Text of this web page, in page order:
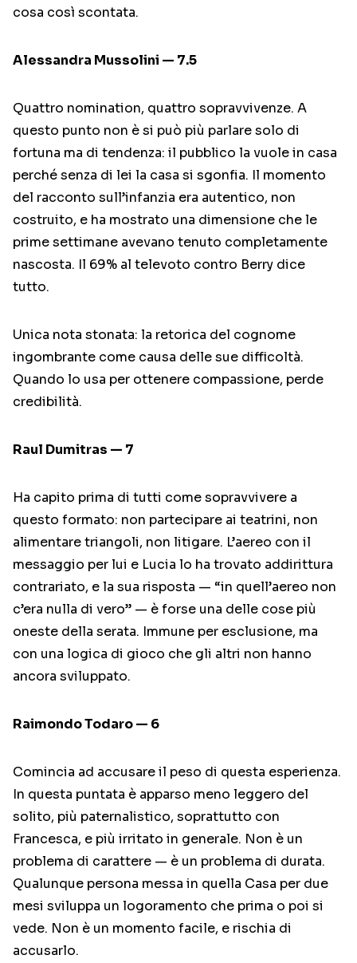
cosa così scontata.
Alessandra Mussolini — 7.5
Quattro nomination, quattro sopravvivenze. A
questo punto non è si può più parlare solo di
fortuna ma di tendenza: il pubblico la vuole in casa
perché senza di lei la casa si sgonfia. Il momento
del racconto sull’infanzia era autentico, non
costruito, e ha mostrato una dimensione che le
prime settimane avevano tenuto completamente
nascosta. Il 69% al televoto contro Berry dice
tutto.
Unica nota stonata: la retorica del cognome
ingombrante come causa delle sue difficoltà.
Quando lo usa per ottenere compassione, perde
credibilità.
Raul Dumitras — 7
Ha capito prima di tutti come sopravvivere a
questo formato: non partecipare ai teatrini, non
alimentare triangoli, non litigare. L’aereo con il
messaggio per lui e Lucia lo ha trovato addirittura
contrariato, e la sua risposta — “in quell’aereo non
c’era nulla di vero” — è forse una delle cose più
oneste della serata. Immune per esclusione, ma
con una logica di gioco che gli altri non hanno
ancora sviluppato.
Raimondo Todaro — 6
Comincia ad accusare il peso di questa esperienza.
In questa puntata è apparso meno leggero del
solito, più paternalistico, soprattutto con
Francesca, e più irritato in generale. Non è un
problema di carattere — è un problema di durata.
Qualunque persona messa in quella Casa per due
mesi sviluppa un logoramento che prima o poi si
vede. Non è un momento facile, e rischia di
accusarlo.